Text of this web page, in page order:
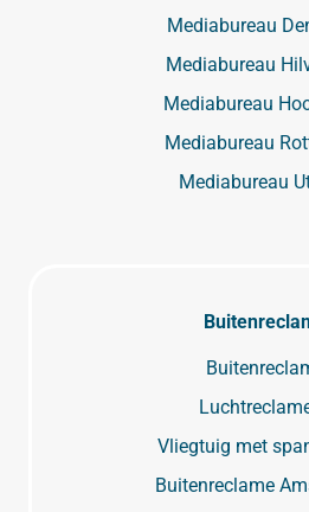
Mediabureau
Mediabureau
Mediabureau
Mediabureau
Mediabureau
Vliegtuig met
Buitenreclame